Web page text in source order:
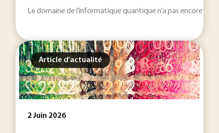
Le domaine de l’informatique quantique n’a pas encore
Article d'actualité
2 Juin 2026